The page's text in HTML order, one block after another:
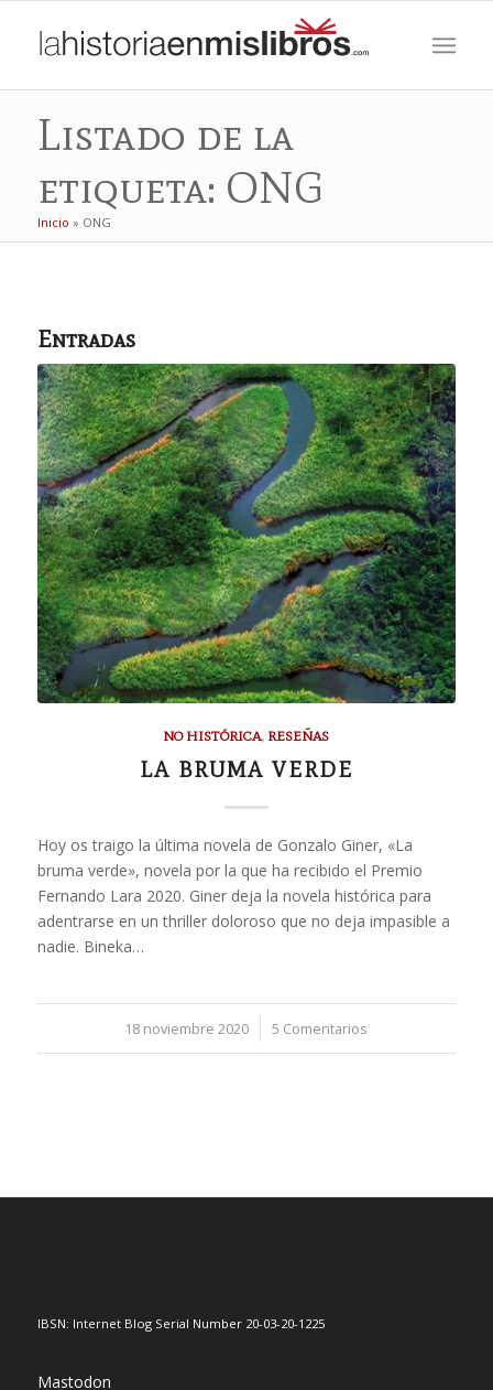
Listado de la
etiqueta: ONG
Inicio » ONG
Entradas
NO HISTÓRICA, RESEÑAS
LA BRUMA VERDE
Hoy os traigo la última novela de Gonzalo Giner, «La
bruma verde», novela por la que ha recibido el Premio
Fernando Lara 2020. Giner deja la novela histórica para
adentrarse en un thriller doloroso que no deja impasible a
nadie. Bineka…
18 noviembre 2020
/ 5 Comentarios
IBSN: Internet Blog Serial Number 20-03-20-1225
Mastodon